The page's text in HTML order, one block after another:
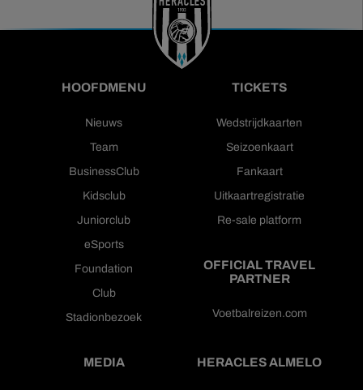
HOOFDMENU
Nieuws
Team
BusinessClub
Kidsclub
Juniorclub
eSports
Foundation
Club
Stadionbezoek
TICKETS
Wedstrijdkaarten
Seizoenkaart
Fankaart
Uitkaartregistratie
Re-sale platform
OFFICIAL TRAVEL
PARTNER
Voetbalreizen.com
MEDIA HERACLES ALMELO